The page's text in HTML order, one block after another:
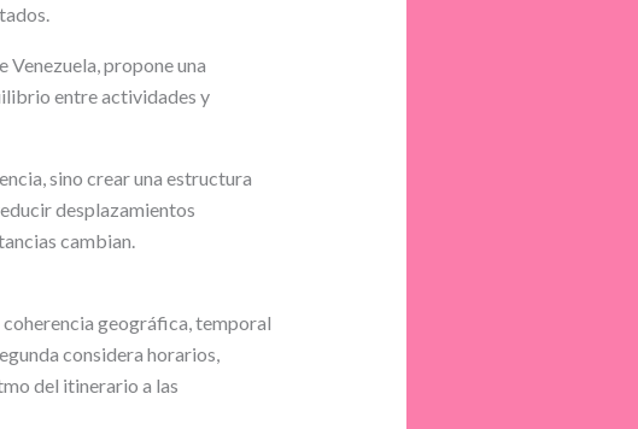
Venezuela, propone una
entre actividades y
sino crear una estructura
desplazamientos
cambian.
coherencia geográfica, temporal
considera horarios,
del itinerario a las